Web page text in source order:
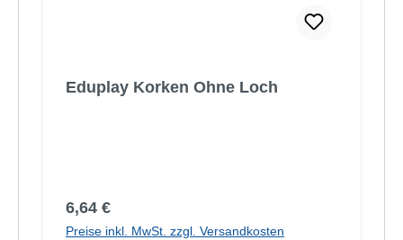
Eduplay Korken Ohne Loch
Regulärer Preis:
6,64 €
Preise inkl. MwSt. zzgl. Versandkosten